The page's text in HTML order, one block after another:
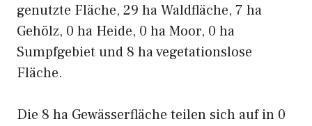
genutzte Fläche, 29 ha Waldfläche, 7 ha
Gehölz, 0 ha Heide, 0 ha Moor, 0 ha
Sumpfgebiet und 8 ha vegetationslose
Fläche.
Die 8 ha Gewässerfläche teilen sich auf in 0